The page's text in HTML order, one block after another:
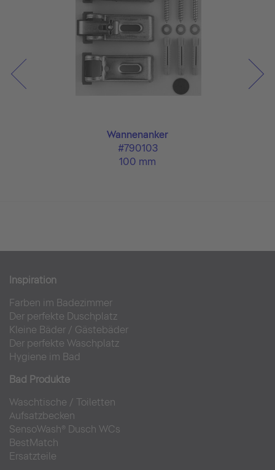
Wannenanker
#790103
100 mm
Inspiration
Farben im Badezimmer
Der perfekte Duschplatz
Kleine Bäder / Gästebäder
Der perfekte Waschplatz
Hygiene im Bad
Bad Produkte
Waschtische / Toiletten
Aufsatzbecken
SensoWash® Dusch WCs
BestMatch
Ersatzteile